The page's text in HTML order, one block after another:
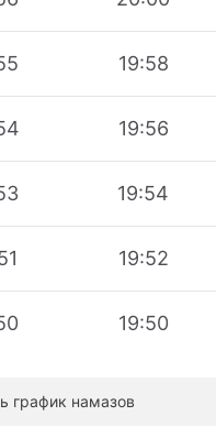
19:58
19:56
19:54
19:52
19:50
график намазов